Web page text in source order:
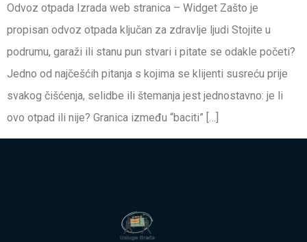
Odvoz otpada Izrada web stranica – Widget Zašto je
propisan odvoz otpada ključan za zdravlje ljudi Stojite u
podrumu, garaži ili stanu pun stvari i pitate se odakle početi?
Jedno od najčešćih pitanja s kojima se klijenti susreću prije
svakog čišćenja, selidbe ili štemanja jest jednostavno: je li
ovo otpad ili nije? Granica između “baciti” […]